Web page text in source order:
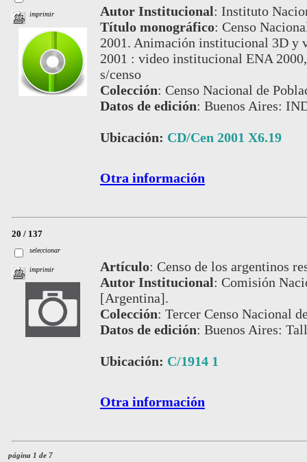
imprimir Autor Institucional: Instituto
Título monográfico: Censo
2001. Animación institucional 3D y
2001 : video institucional ENA
s/censo
Colección: Censo Nacional de
Datos de edición: Buenos Aires:
Ubicación: CD/Cen 2001 X6.19
Otra información
20 / 137
seleccionar
imprimir Artículo: Censo de los argentinos
Autor Institucional: Comisión
[Argentina].
Colección: Tercer Censo Nacional
Datos de edición: Buenos Aires:
Ubicación: C/1914 1
Otra información
página 1 de 7